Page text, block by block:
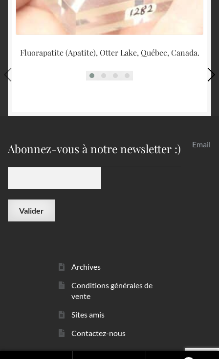
Fluorapatite (Apatite), Otter Lake, Québec, Canada.
Abonnez-vous à notre newsletter :) Email
Archives
Conditions générales de
vente
Sites amis
Contactez-nous